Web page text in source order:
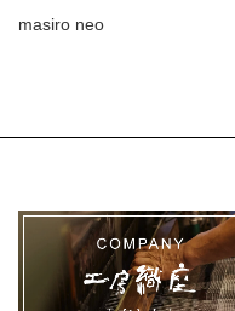
masiro neo